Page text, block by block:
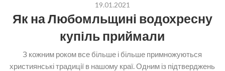
19.01.2021
Як на Любомльщині водохресну
купіль приймали
З кожним роком все більше і більше примножуються
християнські традиції в нашому краї. Одним із підтверджень